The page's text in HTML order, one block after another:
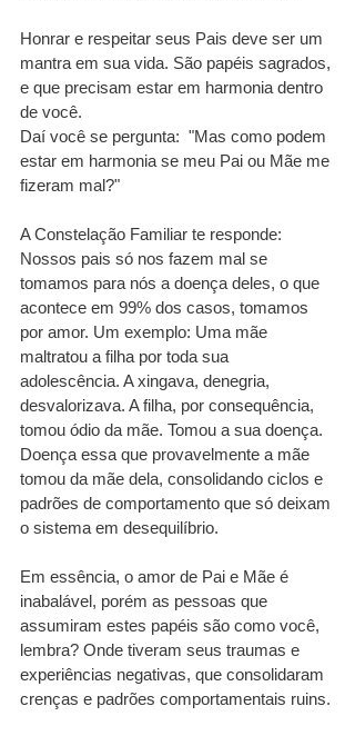
Honrar e respeitar seus Pais deve ser um
mantra em sua vida. São papéis sagrados,
e que precisam estar em harmonia dentro
de você.
Daí você se pergunta:  "Mas como podem
estar em harmonia se meu Pai ou Mãe me
fizeram mal?"
A Constelação Familiar te responde:
Nossos pais só nos fazem mal se
tomamos para nós a doença deles, o que
acontece em 99% dos casos, tomamos
por amor. Um exemplo: Uma mãe
maltratou a filha por toda sua
adolescência. A xingava, denegria,
desvalorizava. A filha, por consequência,
tomou ódio da mãe. Tomou a sua doença.
Doença essa que provavelmente a mãe
tomou da mãe dela, consolidando ciclos e
padrões de comportamento que só deixam
o sistema em desequilíbrio.
Em essência, o amor de Pai e Mãe é
inabalável, porém as pessoas que
assumiram estes papéis são como você,
lembra? Onde tiveram seus traumas e
experiências negativas, que consolidaram
crenças e padrões comportamentais ruins.